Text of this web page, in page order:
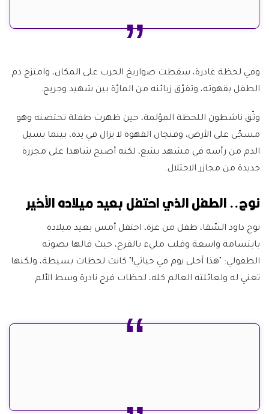
وفي لحظة غادرة، سقطت صواريخ الحرب على المكان، وامتزج دم
الطفل بقهوته، وتفرّق زبائنه من المارّة بين شهيد وجريح.
وثّق ناشطون اللحظة المؤلمة، حين ظهرت طفلة تحتضنه وهو
مسجّى على الأرض، وفنجان القهوة لا يزال في يده، بينما يسيل
الدم من رأسه في مشهد بشع، لكنه أصبح شاهدا على مجزرة
جديدة من مجازر الاحتلال.
نوح.. الطفل الذي احتفل بعيد ميلاده الأخير
نوح داود السّقا، طفل من غزة، احتفل أمس بعيد ميلاده
بابتسامة واسعة وقلب مليء بالفرح، حيث قالها بصوته
الطفولي: "هذا أحلى يوم في حياتي!" كانت لحظات بسيطة، ولكنها
تعني له ولعائلته العالم كله، لحظات فرح نادرة وسط الألم.